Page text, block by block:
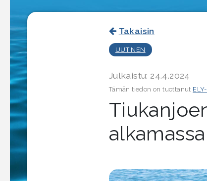
Takaisin
UUTINEN
Julkaistu: 24.4.2024
Tämän tiedon on tuottanut